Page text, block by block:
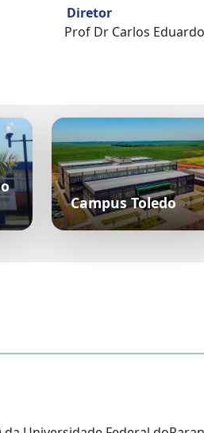
Diretor
Prof Dr Carlos
Campus Toledo